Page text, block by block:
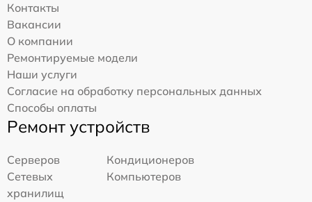
Контакты
Вакансии
О компании
Ремонтируемые модели
Наши услуги
Согласие на обработку персональных данных
Способы оплаты
Ремонт устройств
Серверов
Кондиционеров
Сетевых
хранилищ
Компьютеров